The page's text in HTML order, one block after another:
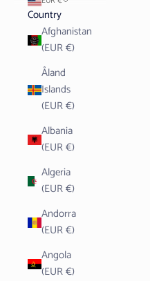
Country
Afghanistan
(EUR €)
Åland
Islands
(EUR €)
Albania
(EUR €)
Algeria
(EUR €)
Andorra
(EUR €)
Angola
(EUR €)